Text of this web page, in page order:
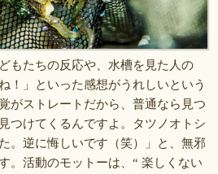
もたちの反応や、水槽を見た人の
！」といった感想がうれしいという
がストレートだから、普通なら見つ
つけてくるんですよ。タツノオトシ
。逆に悔しいです（笑）」と、無邪
。活動のモットーは、“ 楽しくない